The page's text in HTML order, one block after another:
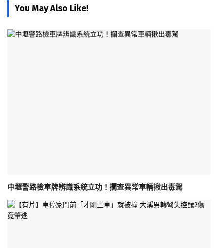
You May Also Like!
中壢警路檢車牌辨識系統立功！攔查異常車輛揪出毒駕